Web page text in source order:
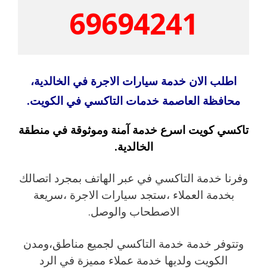
69694241
اطلب الان خدمة سيارات الاجرة في الخالدية،
محافظة العاصمة خدمات التاكسي في الكويت.
تاكسي كويت اسرع خدمة آمنة وموثوقة في منطقة
الخالدية.
وفرنا خدمة التاكسي في عبر الهاتف بمجرد اتصالك
بخدمة العملاء ،ستجد سيارات الاجرة ،سريعة
الاصطحاب والوصل.
وتتوفر خدمة خدمة التاكسي لجميع مناطق،ومدن
الكويت ولديها خدمة عملاء مميزة في الرد